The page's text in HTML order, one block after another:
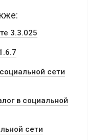
3.3.025
сети
в социальной
сети